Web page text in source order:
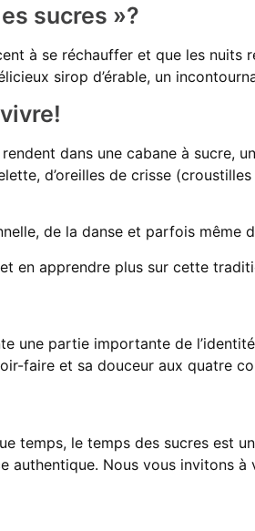
sucres »?
à se réchauffer et que les
sirop d’érable, un
dans une cabane à sucre,
d’oreilles de crisse
de la danse et parfois même
en apprendre plus sur cette
une partie importante de
faire et sa douceur aux quatre
temps, le temps des sucres est
Nous vous invitons